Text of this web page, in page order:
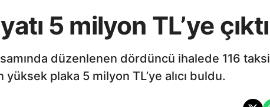
5 milyon TL’ye çıktı
düzenlenen dördüncü ihalede 116 taksi
yüksek plaka 5 milyon TL’ye alıcı buldu.